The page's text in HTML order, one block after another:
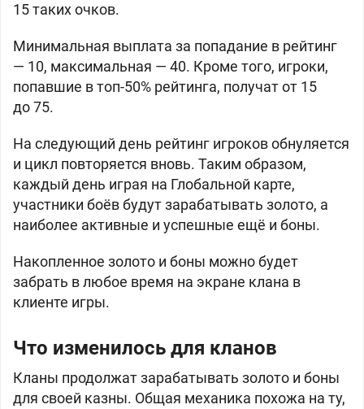
15 таких очков.
Минимальная выплата за попадание в рейтинг
— 10, максимальная — 40. Кроме того, игроки,
попавшие в топ-50% рейтинга, получат от 15
до75.
На следующий день рейтинг игроков обнуляется
и цикл повторяется вновь. Таким образом,
каждый день играя на Глобальной карте,
участники боёв будут зарабатывать золото, а
наиболее активные и успешные ещё и боны.
Накопленное золото и боны можно будет
забрать в любое время на экране клана в
клиенте игры.
Что изменилось для кланов
Кланы продолжат зарабатывать золото и боны
для своей казны. Общая механика похожа на ту,